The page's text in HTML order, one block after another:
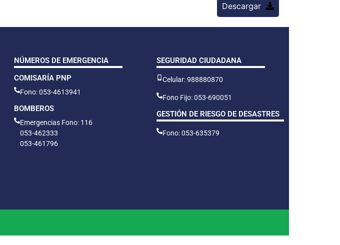
Descargar
NÚMEROS DE EMERGENCIA
COMISARÍA PNP
Fono: 053-4613941
BOMBEROS
Emergencias Fono: 116
053-462333
053-461796
SEGURIDAD CIUDADANA
Celular: 988880870
Fono Fijo: 053-690051
GESTIÓN DE RIESGO DE DESASTRES
Fono: 053-635379